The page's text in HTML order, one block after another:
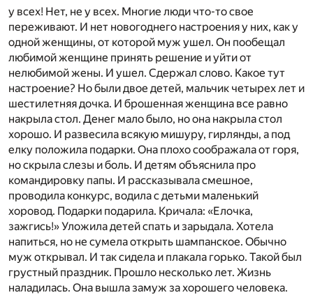
у всех! Нет, не у всех. Многие люди что-то свое
переживают. И нет новогоднего настроения у них, как у
одной женщины, от которой муж ушел. Он пообещал
любимой женщине принять решение и уйти от
нелюбимой жены. И ушел. Сдержал слово. Какое тут
настроение? Но были двое детей, мальчик четырех лет и
шестилетняя дочка. И брошенная женщина все равно
накрыла стол. Денег мало было, но она накрыла стол
хорошо. И развесила всякую мишуру, гирлянды, а под
елку положила подарки. Она плохо соображала от горя,
но скрыла слезы и боль. И детям объяснила про
командировку папы. И рассказывала смешное,
проводила конкурс, водила с детьми маленький
хоровод. Подарки подарила. Кричала: «Елочка,
зажгись!» Уложила детей спать и зарыдала. Хотела
напиться, но не сумела открыть шампанское. Обычно
муж открывал. И так сидела и плакала горько. Такой был
грустный праздник. Прошло несколько лет. Жизнь
наладилась. Она вышла замуж за хорошего человека.